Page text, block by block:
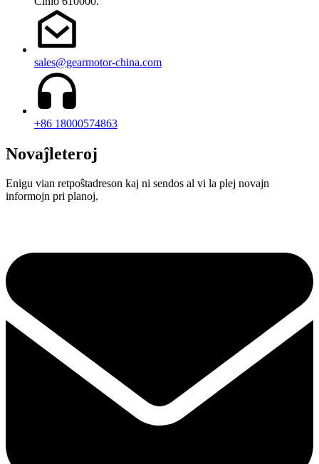
sales@gearmotor-china.com
+86 18000574863
Novaĵleteroj
Enigu vian retpoŝtadreson kaj ni sendos al vi la plej novajn
informojn pri planoj.